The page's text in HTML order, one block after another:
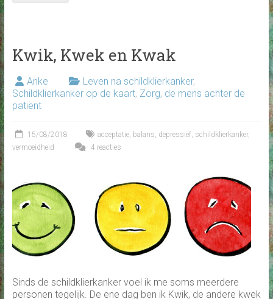
Kwik, Kwek en Kwak
Anke Leven na schildklierkanker,
Schildklierkanker op de kaart, Zorg, de mens achter de
patiënt
15/08/2018 acceptatie, balans, depressief, schildklierkanker,
vermoeidheid
4 reacties
Sinds de schildklierkanker voel ik me soms meerdere
personen tegelijk. De ene dag ben ik Kwik, de andere kwek